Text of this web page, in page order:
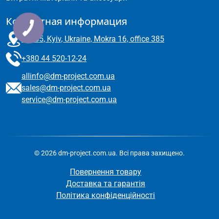
Контактная информация
03035, Kyiv, Ukraine, Mokra 16, office 385
+380 44 520-12-24
allinfo@dm-project.com.ua
sales@dm-project.com.ua
service@dm-project.com.ua
© 2026 dm-project.com.ua. Всі права захищено.
Повернення товару
Доставка та гарантія
Політика конфіденційності